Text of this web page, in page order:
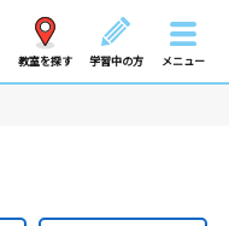
教室を探す 学習中の方 メニュー